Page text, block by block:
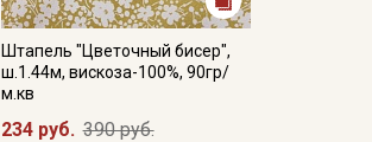
Штапель "Цветочный бисер",
ш.1.44м, вискоза-100%, 90гр/
м.кв
234 руб. 390 руб.